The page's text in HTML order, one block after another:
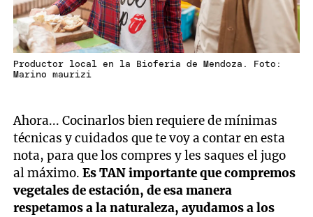
Productor local en la Bioferia de Mendoza. Foto:
Marino maurizi
Ahora... Cocinarlos bien requiere de mínimas
técnicas y cuidados que te voy a contar en esta
nota, para que los compres y les saques el jugo
al máximo.Es TAN importante que compremos
vegetales de estación, de esa manera
respetamos a la naturaleza, ayudamos a los